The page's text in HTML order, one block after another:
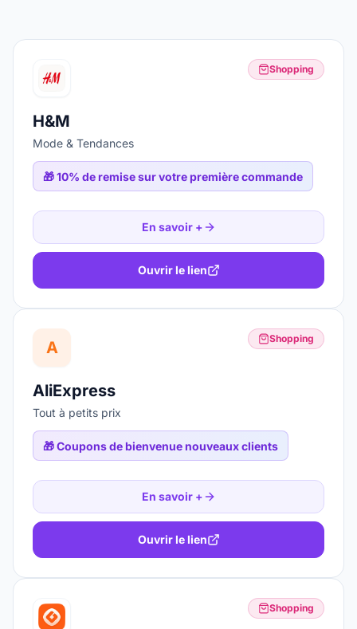
Shopping
H&M
Mode & Tendances
🎁10% de remise sur votre première commande
En savoir +
Ouvrir le lien
A Shopping
AliExpress
Tout à petits prix
🎁Coupons de bienvenue nouveaux clients
En savoir +
Ouvrir le lien
Shopping